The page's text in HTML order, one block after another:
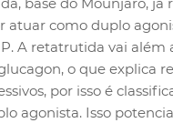
base do Mounjaro, já
atuar como duplo
A retatrutida vai
o que explica
por isso é
agonista. Isso